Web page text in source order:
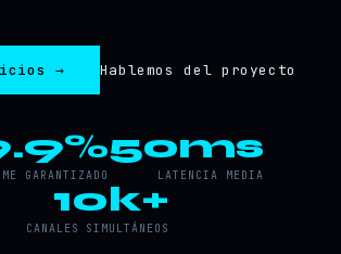
→ Hablemos del proyecto
GARANTIZADO
50ms
LATENCIA MEDIA
10k+
CANALES SIMULTÁNEOS